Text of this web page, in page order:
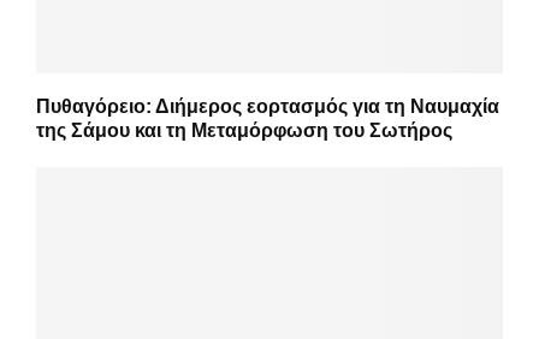
Πυθαγόρειο: Διήμερος εορτασμός για τη Ναυμαχία
της Σάμου και τη Μεταμόρφωση του Σωτήρος